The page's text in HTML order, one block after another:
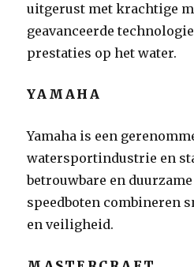
uitgerust met krachtige
geavanceerde
prestaties op het water.
YAMAHA
Yamaha is een
watersportindustrie en
betrouwbare en
speedboten combineren
en veiligheid.